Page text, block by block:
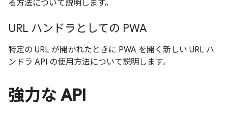
る方法について説明します。
URL ハンドラとしての PWA
特定の URL が開かれたときに PWA を開く新しい URL ハ
ンドラ API の使用方法について説明します。
強力な API